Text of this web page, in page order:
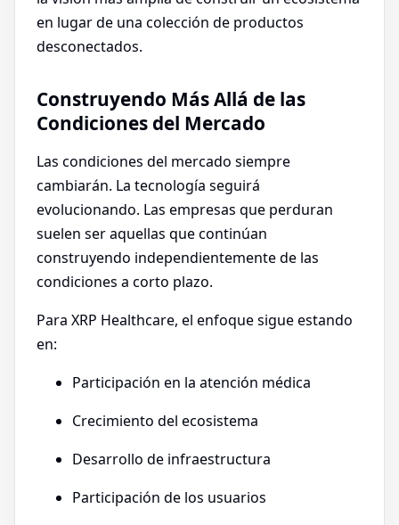
en lugar de una colección de productos
desconectados.
Construyendo Más Allá de las
Condiciones del Mercado
Las condiciones del mercado siempre
cambiarán. La tecnología seguirá
evolucionando. Las empresas que perduran
suelen ser aquellas que continúan
construyendo independientemente de las
condiciones a corto plazo.
Para XRP Healthcare, el enfoque sigue estando
en:
Participación en la atención médica
Crecimiento del ecosistema
Desarrollo de infraestructura
Participación de los usuarios